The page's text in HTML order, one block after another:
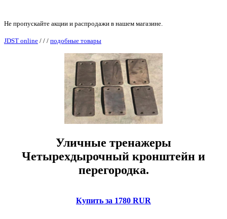
Не пропускайте акции и распродажи в нашем магазине.
JDST online / / / подобные товары
Уличные тренажеры
Четырехдырочный кронштейн и
перегородка.
Купить за 1780 RUR